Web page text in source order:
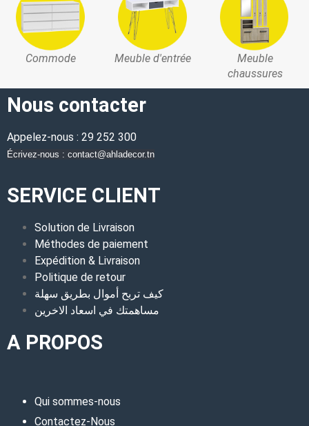
Commode Meuble d'entrée
Meuble
chaussures
Nous contacter
Appelez-nous : 29 252 300
Écrivez-nous : contact@ahladecor.tn
SERVICE CLIENT
Solution de Livraison
Méthodes de paiement
Expédition & Livraison
Politique de retour
كيف تربح أموال بطريق سهلة
مساهمتك في اسعاد الاخرين
A PROPOS
Qui sommes-nous
Contactez-Nous